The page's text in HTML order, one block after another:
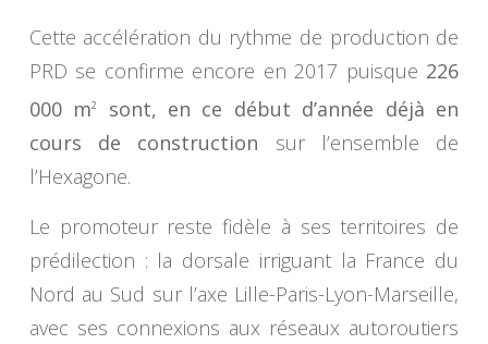
Cette accélération du rythme de production de
PRD se confirme encore en 2017 puisque 226
000 m2
sont, en ce début d’année déjà en
cours de construction sur l’ensemble de
l’Hexagone.
Le promoteur reste fidèle à ses territoires de
prédilection : la dorsale irriguant la France du
Nord au Sud sur l’axe Lille-Paris-Lyon-Marseille,
avec ses connexions aux réseaux autoroutiers